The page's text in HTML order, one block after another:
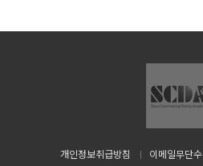
개인정보취급방침 이메일무단